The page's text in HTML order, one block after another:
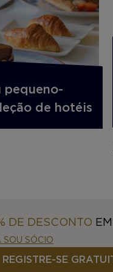
pequeno-
de hotéis
DE DESCONTO
SOU SÓCIO
REGISTRE-SE